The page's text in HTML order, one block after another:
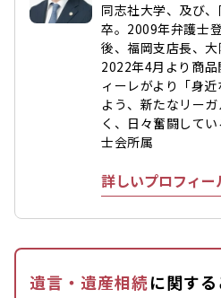
同志社大学、及び
卒。2009年弁護士
後、福岡支店長、大
2022年4月より商
ィーレがより「身
よう、新たなリー
く、日々奮闘して
士会所属
詳しいプロフィー
遺言・遺産相続に関す